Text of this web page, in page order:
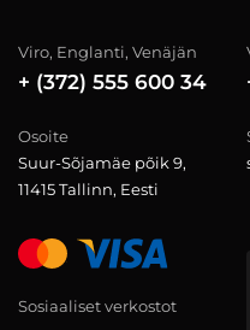
Viro, Englanti, Venäjän
+ (372) 555 600 34
Osoite
Suur-Sõjamäe põik 9,
11415 Tallinn, Eesti
Sosiaaliset verkostot